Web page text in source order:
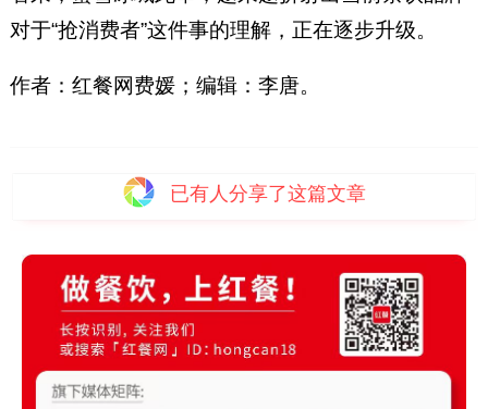
对于“抢消费者”这件事的理解，正在逐步升级。
作者：红餐网费媛；编辑：李唐。
已有人分享了这篇文章